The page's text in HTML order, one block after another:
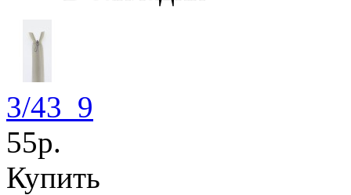
3/43_9
55р.
Купить